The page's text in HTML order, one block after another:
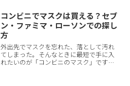
コンビニでマスクは買える？セブ
ン・ファミマ・ローソンでの探し
方
外出先でマスクを忘れた、落として汚れ
てしまった。そんなときに最短で手に入
れたいのが「コンビニのマスク」です。